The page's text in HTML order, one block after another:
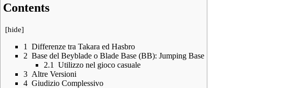
Contents
[hide]
1
Differenze tra Takara ed Hasbro
2 Base del Beyblade o Blade Base (BB): Jumping Base
2.1
Utilizzo nel gioco casuale
3 Altre Versioni
4 Giudizio Complessivo